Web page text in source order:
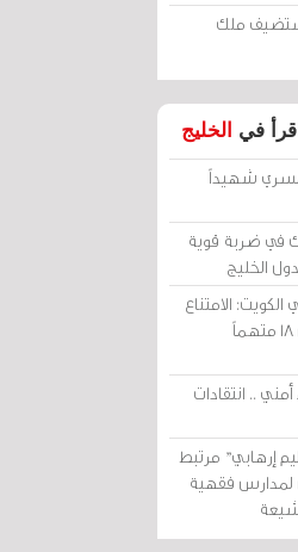
ملك
اقرأ في الخليج
شهيداً
في ضربة قوية
الخليج
الامتناع
عن معاقبة 109 مدونين وتبرئة 9 وحبس 18 متهماً
.. انتقادات
إرهابي" مرتبط
لمدارس فقهية